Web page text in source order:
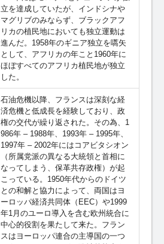
立を達成していたが、インドシナや
マグリブのみならず、ブラックアフ
リカの植民地においても独立運動は
進んだ。1958年のギニア独立を嚆矢
として、アフリカの年こと1960年に
ほぼすべてのアフリカ植民地が独立
した。
石油危機以降、フランスは深刻な経
済危機と低成長を経験しており、政
権の交代が繰り返された。その為、1
986年 – 1988年、1993年 – 1995年、
1997年 – 2002年にはコアビタシオン
（所属党派の異なる大統領と首相に
なってしまう、保革共存政権）が起
こっている。1950年代からのドイツ
との和解と協力によって、両国はヨ
ーロッパ経済共同体（EEC）や1999
年1月のユーロ導入を含む欧州統合に
中心的役割を果たして来た。フラン
スはヨーロッパ連合の主導国の一つ